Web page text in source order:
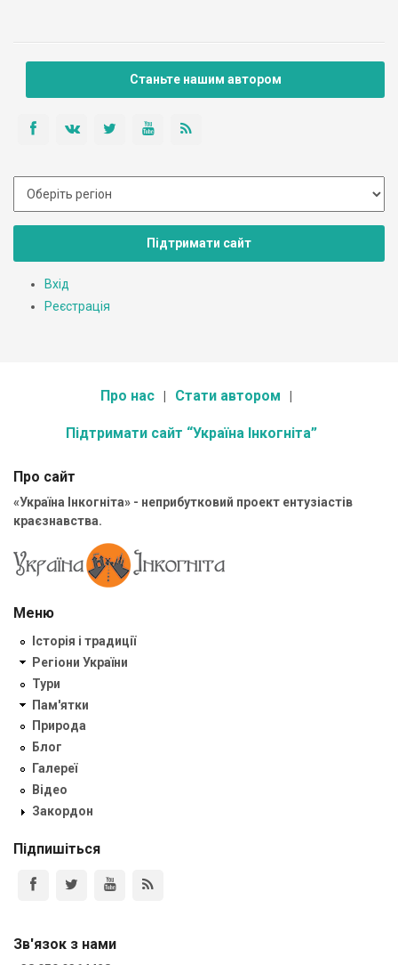
Станьте нашим автором
Підтримати сайт
Вхід
Реєстрація
Про нас Стати автором
Підтримати сайт “Україна Інкогніта”
Про сайт
«Україна Інкогніта» - неприбутковий проект ентузіастів
краєзнавства.
Меню
Історія і традиції
Регіони України
Тури
Пам'ятки
Природа
Блог
Галереї
Відео
Закордон
Підпишіться
Зв'язок з нами